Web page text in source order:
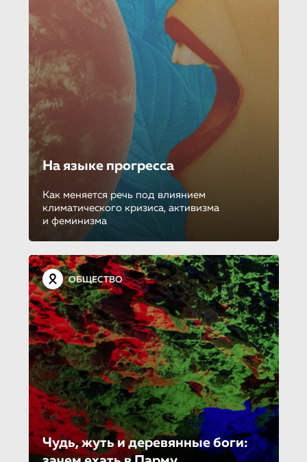
На языке прогресса
Как меняется речь под влиянием
климатического кризиса, активизма
и феминизма
ОБЩЕСТВО
Чудь, жуть и деревянные боги: